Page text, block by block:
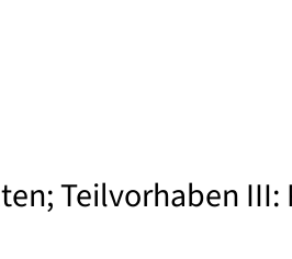
Teilvorhaben